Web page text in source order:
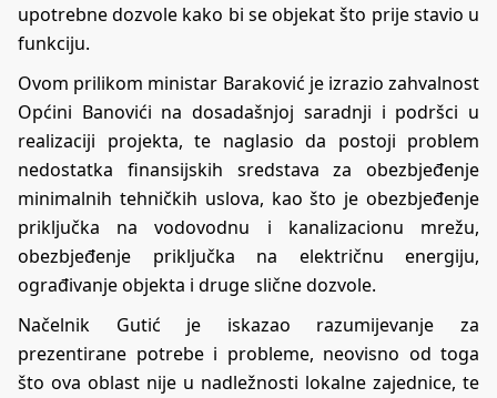
upotrebne dozvole kako bi se objekat što prije stavio u
funkciju.
Ovom prilikom ministar Baraković je izrazio zahvalnost
Općini Banovići na dosadašnjoj saradnji i podršci u
realizaciji projekta, te naglasio da postoji problem
nedostatka finansijskih sredstava za obezbjeđenje
minimalnih tehničkih uslova, kao što je obezbjeđenje
priključka na vodovodnu i kanalizacionu mrežu,
obezbjeđenje priključka na električnu energiju,
ograđivanje objekta i druge slične dozvole.
Načelnik Gutić je iskazao razumijevanje za
prezentirane potrebe i probleme, neovisno od toga
što ova oblast nije u nadležnosti lokalne zajednice, te